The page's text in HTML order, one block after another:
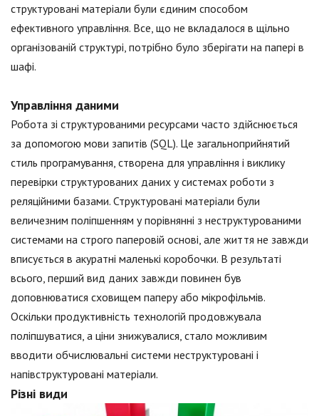
структуровані матеріали були єдиним способом
ефективного управління. Все, що не вкладалося в щільно
організованій структурі, потрібно було зберігати на папері в
шафі.
Управління даними
Робота зі структурованими ресурсами часто здійснюється
за допомогою мови запитів (SQL). Це загальноприйнятий
стиль програмування, створена для управління і виклику
перевірки структурованих даних у системах роботи з
реляційними базами. Структуровані матеріали були
величезним поліпшенням у порівнянні з неструктурованими
системами на строго паперовій основі, але життя не завжди
вписується в акуратні маленькі коробочки. В результаті
всього, перший вид даних завжди повинен був
доповнюватися сховищем паперу або мікрофільмів.
Оскільки продуктивність технологій продовжувала
поліпшуватися, а ціни знижувалися, стало можливим
вводити обчислювальні системи неструктуровані і
напівструктуровані матеріали.
Різні види